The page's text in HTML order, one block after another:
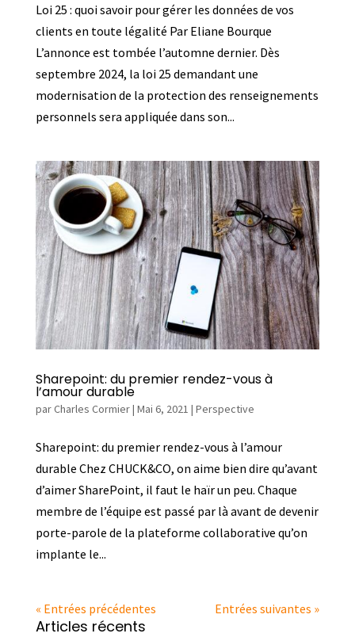
Loi 25 : quoi savoir pour gérer les données de vos
clients en toute légalité Par Eliane Bourque
L’annonce est tombée l’automne dernier. Dès
septembre 2024, la loi 25 demandant une
modernisation de la protection des renseignements
personnels sera appliquée dans son...
Sharepoint: du premier rendez-vous à
l’amour durable
parCharles Cormier| Mai 6, 2021 | Perspective
Sharepoint: du premier rendez-vous à l’amour
durable Chez CHUCK&CO, on aime bien dire qu’avant
d’aimer SharePoint, il faut le haïr un peu. Chaque
membre de l’équipe est passé par là avant de devenir
porte-parole de la plateforme collaborative qu’on
implante le...
« Entrées précédentes Entrées suivantes »
Articles récents